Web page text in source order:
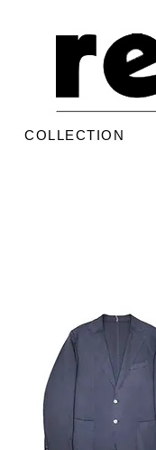
COLLECTION